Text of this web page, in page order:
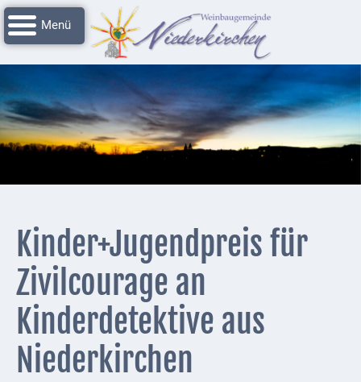
Navigation
überspringen
Startseite
Grussworte
Rathaus
Unser
Niederkirchen
Impressionen
Nachrichtenarchiv
Verbandsgemeinde
Deidesheim
Polizei +
Feuerwehrmeldungen
Kinder+Jugendpreis für
Zivilcourage an
Kinderdetektive aus
Niederkirchen